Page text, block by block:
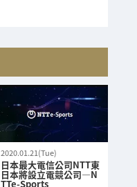
2020.01.21(Tue)
日本最大電信公司NTT東
日本將設立電競公司—N
TTe-Sports